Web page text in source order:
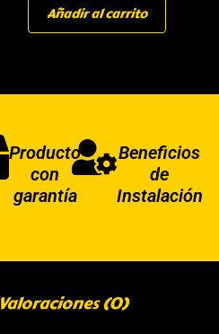
Añadir al carrito
Producto
con
garantía
Beneficios
de
Instalación
Valoraciones (0)